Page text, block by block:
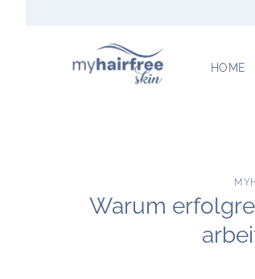
HOME
Warum